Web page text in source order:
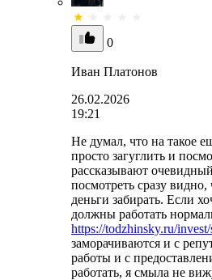
0
Иван Платонов
26.02.2026
19:21
Не думал, что на такое
просто загуглить и
рассказывают
посмотреть сразу
деньги забирать. Если
должны работать
https://todzhinsky.ru/
заморачиваются и с
работы и с
работать, я смыла не